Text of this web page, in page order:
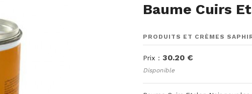
Baume Cuirs
PRODUITS ET CRÈMES
Prix : 30.20 €
Disponible